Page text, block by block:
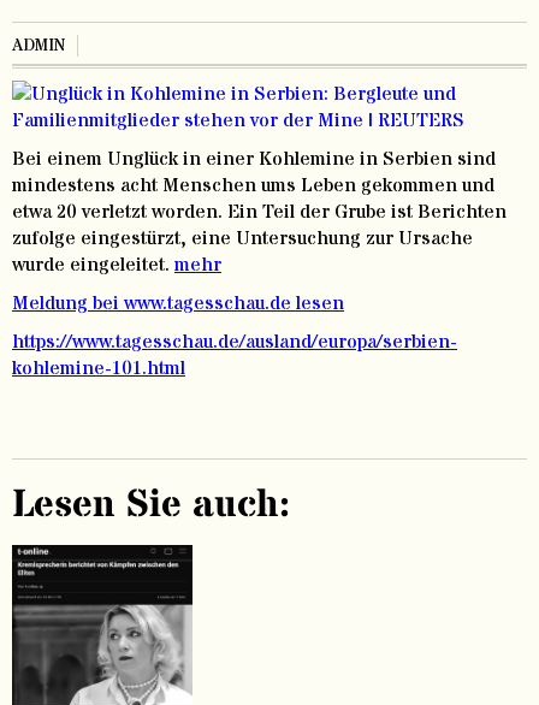
ADMIN
Bei einem Unglück in einer Kohlemine in Serbien sind
mindestens acht Menschen ums Leben gekommen und
etwa 20 verletzt worden. Ein Teil der Grube ist Berichten
zufolge eingestürzt, eine Untersuchung zur Ursache
wurde eingeleitet. mehr
Meldung bei www.tagesschau.de lesen
https://www.tagesschau.de/ausland/europa/serbien-
kohlemine-101.html
Lesen Sie auch: